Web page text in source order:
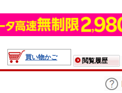
買い物かご
閲覧履歴